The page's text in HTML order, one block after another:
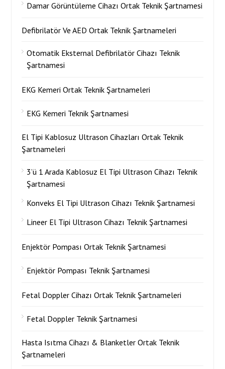
Damar Görüntüleme Cihazı Ortak Teknik Şartnamesi
Defibrilatör Ve AED Ortak Teknik Şartnameleri
Otomatik Eksternal Defibrilatör Cihazı Teknik
Şartnamesi
EKG Kemeri Ortak Teknik Şartnameleri
EKG Kemeri Teknik Şartnamesi
El Tipi Kablosuz Ultrason Cihazları Ortak Teknik
Şartnameleri
3’ü 1 Arada Kablosuz El Tipi Ultrason Cihazı Teknik
Şartnamesi
Konveks El Tipi Ultrason Cihazı Teknik Şartnamesi
Lineer El Tipi Ultrason Cihazı Teknik Şartnamesi
Enjektör Pompası Ortak Teknik Şartnamesi
Enjektör Pompası Teknik Şartnamesi
Fetal Doppler Cihazı Ortak Teknik Şartnameleri
Fetal Doppler Teknik Şartnamesi
Hasta Isıtma Cihazı & Blanketler Ortak Teknik
Şartnameleri